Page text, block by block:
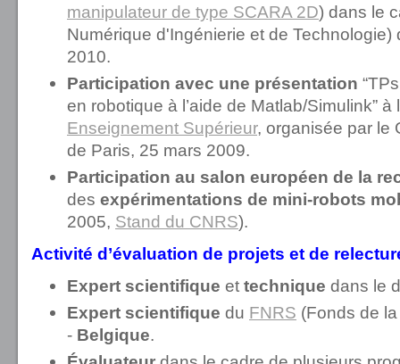
manipulateur de type SCARA 2D) dans le
Numérique d'Ingénierie et de
2010.
Participation avec une présentation
en robotique à l’aide de Matlab/Simulink” à
Enseignement Supérieur, organisée par le
de Paris, 25 mars 2009.
Participation au salon européen de la
des expérimentations de mini-robots
2005, Stand du CNRS).
Activité d’évaluation de projets et de
Expert scientifique et technique dans le
Expert scientifique du FNRS (Fonds de
- Belgique.